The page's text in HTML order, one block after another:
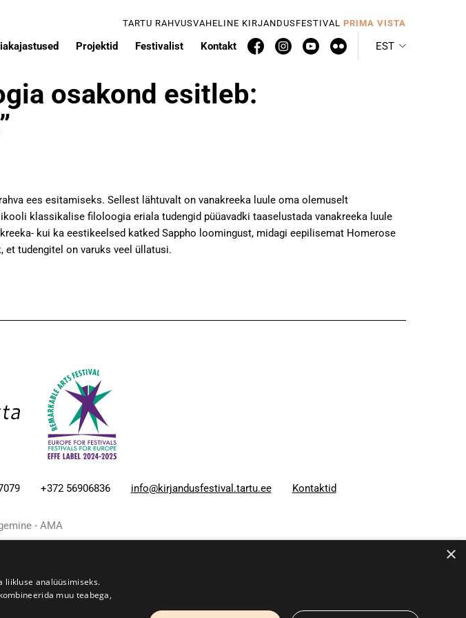
TARTU RAHVUSVAHELINE KIRJANDUSFESTIVAL PRIMA VISTA
Projektid Festivalist Kontakt EST
osakond esitleb:
ees esitamiseks. Sellest lähtuvalt on vanakreeka luule oma olemuselt
klassikalise filoloogia eriala tudengid püüavadki taaselustada vanakreeka luule
kui ka eestikeelsed katked Sappho loomingust, midagi eepilisemat Homerose
et tudengitel on varuks veel üllatusi.
+372 56906836 info@kirjandusfestival.tartu.ee Kontaktid
- AMA
×
liikluse analüüsimiseks.
muu teabega,